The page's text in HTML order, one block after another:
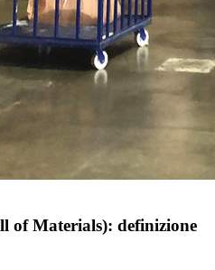
of Materials): definizione